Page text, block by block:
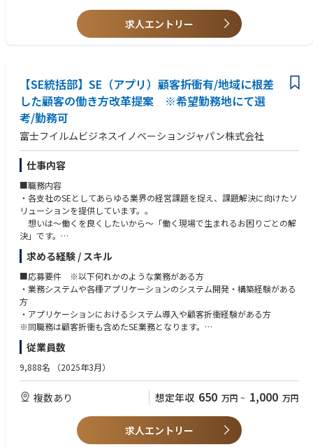
■今後のキャリアについて
・提案から設計構築を担うSEとしてご活躍いただき、将来的にはより高度
■同ポジションの魅力/働き方
【顧客基盤を活かした価値提供】
・ドキュメントを扱うあらゆる業界と部門にリーチできる顧客基盤を活か
し、アナログとデジタルの接続などの当社独自の技術と、
他社の様々なソリューションを組み合わせることで、当社にしかできな
い提案が可能です。
業種・規模も様々な幅広い顧客網の中からアプローチをするため、まだ
競合他社が踏み込めていない手つかずの領域も多く、
裁量をもってお客様の効率的な働き方や創造的な働き方を実現すること
ができます。
【自社で蓄積したノウハウを凝縮した価値提供】
・当社には、試行錯誤を繰り返した社内成功事例・失敗事例の蓄積があり
営業部門のお客様に対しては当社の営業部門の事例を活かす等「当社自
身が実験台となることによる」リアルな提案を行うことができます。
また、お客様の目線に立った、具体的で効果的なアプローチを、関連部
門と協力して行うことができます。
【幅広いキャリアパスと開発計画支援】
・業務内容やキャリアの幅を広げ、成長していくことを期待しています。
毎年上司と一緒に掲げた目標に向けた積極的な行動と
成果を評価する組織風土がございます。
【ワークライフバランスを維持し働ける環境】
・全社平均残業時間：約20時間/月。自社でも業務改革、プロセス効率
化、働き方改革に取り組んでいます。
・在宅勤務は週2回利用可となります。
システムエンジニアリング統括部
求人エントリー
【SE統括部】SE（アプリ）顧客折衝有/地域に根差
した顧客の働き方改革提案 ※希望勤務地にて選
考/勤務可
富士フイルムビジネスイノベーションジャパン株式会社
仕事内容
■職務内容
・各支社のSEとしてあらゆる業界の経営課題を捉え、課題解決に向けたソ
リューションを提供しています。。
想いは～働くを良くしたいから～「働く現場で生まれるお困りごとの解
決」です。
システムエンジニアリング統括部に所属頂き、各エリアでSE（アプリ）
として従事頂きます。
・営業と同行し、お客様の業務内容や課題を理解し、課題解決に向けた最
適ソリューション提案に向けて、要件定義からシステムやサービスの
設計・構築、導入、保守・運用を役割に応じて担当して頂きます。
自分が携わった仕事やシステムがお客様にどう活用され、働き方を改善
できたか、ダイレクトに味わえる業務です。
【担当領域】
・オフィス関連業務、基幹業務（基幹システム）等を想定 ※ご経験・ス
キルに応じて決定
・製造、金融、流通サービス、文教、官公庁/公共、医療などの各種業務
※新しい技術分野も活用し、お客様の課題に合わせた最適なソリューシ
ョンを提供します。
求める経験 / スキル
■応募要件 ※以下何れかのような業務がある方
・業務システムや各種アプリケーションのシステム開発・構築経験がある
方
・アプリケーションにおけるシステム導入や顧客折衝経験がある方
※同職務は顧客折衝も含めたSE業務となります。
■歓迎要件
・SIerやクライアントワークの中で顧客へのシステムPJの対応経験がある
・ローコードツール（kintone、PowerPlatform、Salesforce等）の開発経
験がある方
・製造業向けシステム開発経験/工場設備/PLC/センターと連携した設備状
態・生産進捗の見える化や予兆分析のシステム導入、
適切なツール/プログラミング言語/AIなどを選定して、データ分析でき
従業員数
9,888名 （2025年3月）
複数あり 想定年収 650 万円 ~ 1,000 万円
求人エントリー